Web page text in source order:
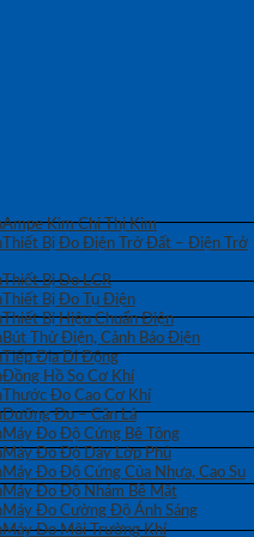
Ampe Kìm Chỉ Thị Kim
Thiết Bị Đo Điện Trở Đất – Điện Trở
Thiết Bị Đo LCR
Thiết Bị Đo Tụ Điện
Thiết Bị Hiệu Chuẩn Điện
Bút Thử Điện, Cảnh Báo Điện
Tiếp Địa Di Động
Đồng Hồ So Cơ Khí
Thước Đo Cao Cơ Khí
Dưỡng Đo – Căn Lá
Máy Đo Độ Cứng Bê Tông
Máy Đo Độ Dày Lớp Phủ
Máy Đo Độ Cứng Của Nhựa, Cao Su
Máy Đo Độ Nhám Bề Mặt
Máy Đo Cường Độ Ánh Sáng
Máy Đo Môi Trường Khí